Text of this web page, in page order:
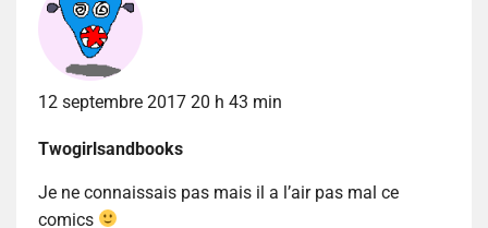
12 septembre 2017 20 h 43 min
Twogirlsandbooks
Je ne connaissais pas mais il a l’air pas mal ce
comics